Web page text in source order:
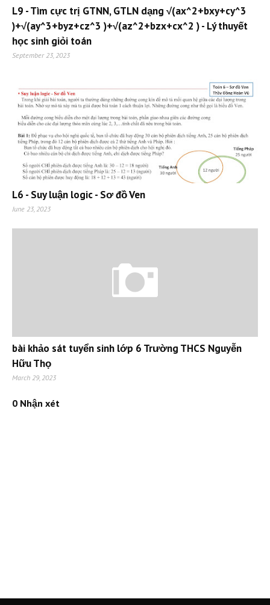
L9 - Tìm cực trị GTNN, GTLN dạng √(ax^2+bxy+cy^3
)+√(ay^3+byz+cz^3 )+√(az^2+bzx+cx^2 ) - Lý thuyết
học sinh giỏi toán
September 23, 2023
L6 - Suy luận logic - Sơ đồ Ven
June 23, 2023
bài khảo sát tuyển sinh lớp 6 Trường THCS Nguyễn
Hữu Thọ
March 29, 2023
0 Nhận xét